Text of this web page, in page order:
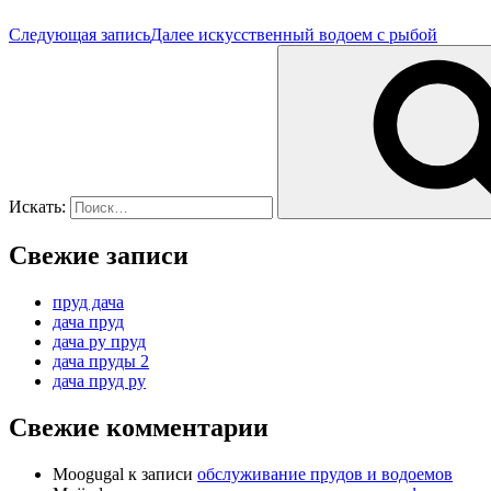
Следующая записьДалее искусственный водоем с рыбой
Искать:
Свежие записи
пруд дача
дача пруд
дача ру пруд
дача пруды 2
дача пруд ру
Свежие комментарии
Moogugal к записи обслуживание прудов и водоемов